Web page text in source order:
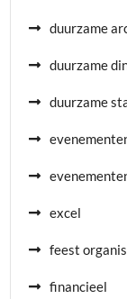
duurzame
duurzame
duurzame
excel
feest
financieel